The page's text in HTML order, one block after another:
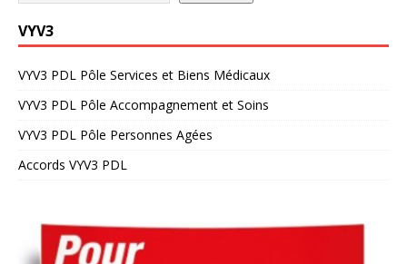
VYV3
VYV3 PDL Pôle Services et Biens Médicaux
VYV3 PDL Pôle Accompagnement et Soins
VYV3 PDL Pôle Personnes Agées
Accords VYV3 PDL